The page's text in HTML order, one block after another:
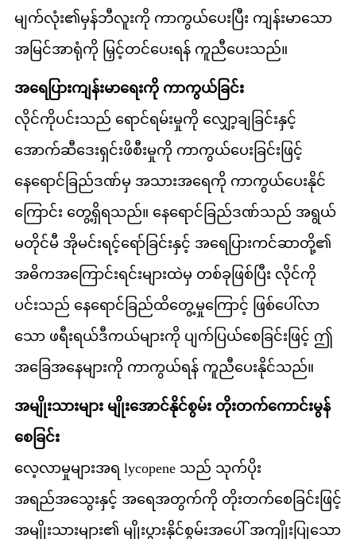
မျက်လုံး၏မှန်ဘီလူးကို ကာကွယ်ပေးပြီး ကျန်းမာသော
အမြင်အာရုံကို မြှင့်တင်ပေးရန် ကူညီပေးသည်။
အရေပြားကျန်းမာရေးကို ကာကွယ်ခြင်း
လိုင်ကိုပင်းသည် ရောင်ရမ်းမှုကို လျှော့ချခြင်းနှင့်
အောက်ဆီဒေးရှင်းဖိစီးမှုကို ကာကွယ်ပေးခြင်းဖြင့်
နေရောင်ခြည်ဒဏ်မှ အသားအရေကို ကာကွယ်ပေးနိုင်
ကြောင်း တွေ့ရှိရသည်။ နေရောင်ခြည်ဒဏ်သည် အရွယ်
မတိုင်မီ အိုမင်းရင့်ရော်ခြင်းနှင့် အရေပြားကင်ဆာတို့၏
အဓိကအကြောင်းရင်းများထဲမှ တစ်ခုဖြစ်ပြီး လိုင်ကို
ပင်းသည် နေရောင်ခြည်ထိတွေ့မှုကြောင့် ဖြစ်ပေါ်လာ
သော ဖရီးရယ်ဒီကယ်များကို ပျက်ပြယ်စေခြင်းဖြင့် ဤ
အခြေအနေများကို ကာကွယ်ရန် ကူညီပေးနိုင်သည်။
အမျိုးသားများ မျိုးအောင်နိုင်စွမ်း တိုးတက်ကောင်းမွန်
စေခြင်း
လေ့လာမှုများအရ lycopene သည် သုက်ပိုး
အရည်အသွေးနှင့် အရေအတွက်ကို တိုးတက်စေခြင်းဖြင့်
အမျိုးသားများ၏ မျိုးပွားနိုင်စွမ်းအပေါ် အကျိုးပြုသော